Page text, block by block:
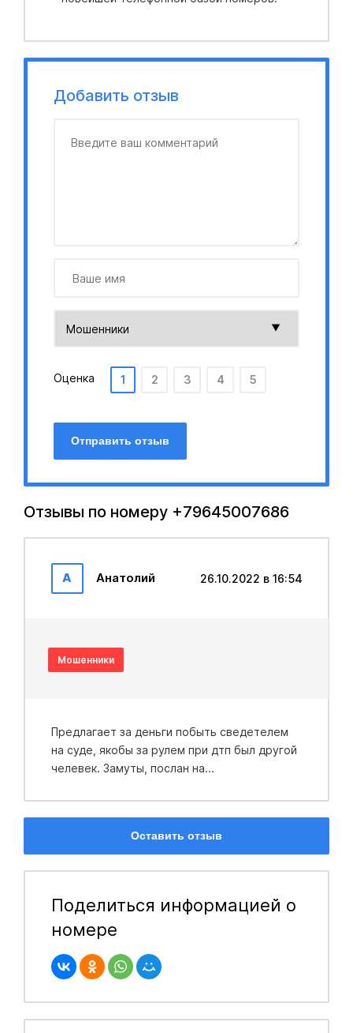
Добавить отзыв
Оценка 1 2 3 4 5
Отправить отзыв
Отзывы по номеру +79645007686
А Анатолий 26.10.2022 в 16:54
Мошенники
Предлагает за деньги побыть сведетелем
на суде, якобы за рулем при дтп был другой
челевек. Замуты, послан на...
Оставить отзыв
Поделиться информацией о
номере